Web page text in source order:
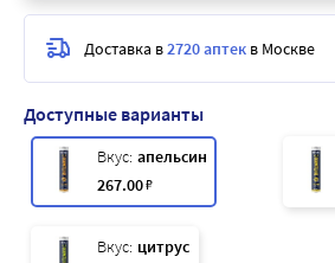
Доступные варианты
Вкус: апельсин
267.00₽
Вкус: цитрус
Доставка в2720 аптек в Москве